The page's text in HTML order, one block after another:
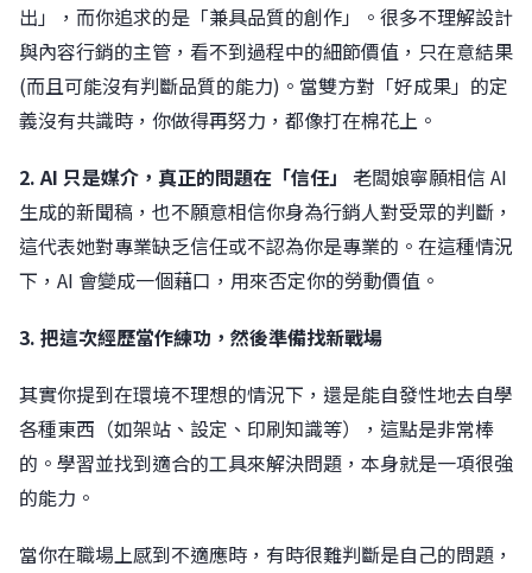
出」，而你追求的是「兼具品質的創作」。很多不理解設計
與內容行銷的主管，看不到過程中的細節價值，只在意結果
(而且可能沒有判斷品質的能力)。當雙方對「好成果」的定
義沒有共識時，你做得再努力，都像打在棉花上。
2. AI 只是媒介，真正的問題在「信任」
老闆娘寧願相信 AI
生成的新聞稿，也不願意相信你身為行銷人對受眾的判斷，
這代表她對專業缺乏信任或不認為你是專業的。在這種情況
下，AI 會變成一個藉口，用來否定你的勞動價值。
3. 把這次經歷當作練功，然後準備找新戰場
其實你提到在環境不理想的情況下，還是能自發性地去自學
各種東西（如架站、設定、印刷知識等），這點是非常棒
的。學習並找到適合的工具來解決問題，本身就是一項很強
的能力。
當你在職場上感到不適應時，有時很難判斷是自己的問題，